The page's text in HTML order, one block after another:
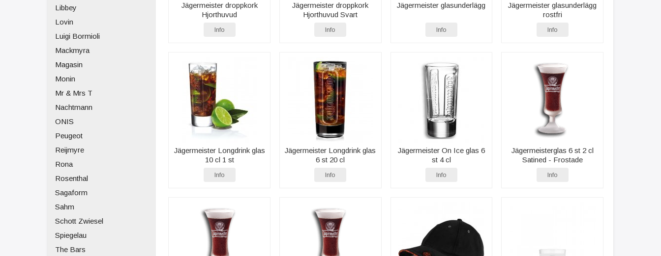
Libbey
Lovin
Luigi Bormioli
Mackmyra
Magasin
Monin
Mr & Mrs T
Nachtmann
ONIS
Peugeot
Reijmyre
Rona
Rosenthal
Sagaform
Sahm
Schott Zwiesel
Spiegelau
The Bars
Jägermeister droppkork
Hjorthuvud
Info
Jägermeister droppkork
Hjorthuvud Svart
Info
Jägermeister glasunderlägg
Info
Jägermeister glasunderlägg
rostfri
Info
Jägermeister Longdrink glas
10 cl 1 st
Info
Jägermeister Longdrink glas
6 st 20 cl
Info
Jägermeister On Ice glas 6
st 4 cl
Info
Jägermeisterglas 6 st 2 cl
Satined - Frostade
Info